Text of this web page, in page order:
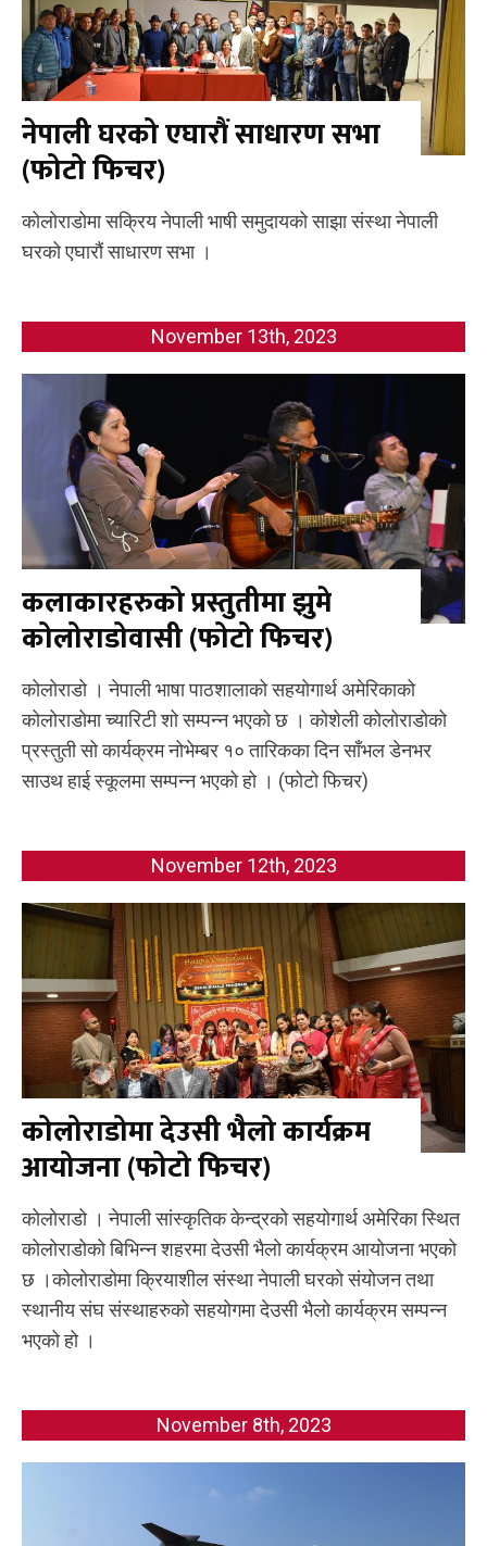
नेपाली घरको एघारौं साधारण सभा
(फोटो फिचर)
कोलोराडोमा सक्रिय नेपाली भाषी समुदायको साझा संस्था नेपाली
घरको एघारौं साधारण सभा ।
November 13th, 2023
कलाकारहरुको प्रस्तुतीमा झुमे
कोलोराडोवासी (फोटो फिचर)
कोलोराडो । नेपाली भाषा पाठशालाको सहयोगार्थ अमेरिकाको
कोलोराडोमा च्यारिटी शो सम्पन्न भएको छ । कोशेली कोलोराडोको
प्रस्तुती सो कार्यक्रम नोभेम्बर १० तारिकका दिन साँभल डेनभर
साउथ हाई स्कूलमा सम्पन्न भएको हो । (फोटो फिचर)
November 12th, 2023
कोलोराडोमा देउसी भैलो कार्यक्रम
आयोजना (फोटो फिचर)
कोलोराडो । नेपाली सांस्कृतिक केन्द्रको सहयोगार्थ अमेरिका स्थित
कोलोराडोको बिभिन्न शहरमा देउसी भैलो कार्यक्रम आयोजना भएको
छ ।कोलोराडोमा क्रियाशील संस्था नेपाली घरको संयोजन तथा
स्थानीय संघ संस्थाहरुको सहयोगमा देउसी भैलो कार्यक्रम सम्पन्न
भएको हो ।
November 8th, 2023